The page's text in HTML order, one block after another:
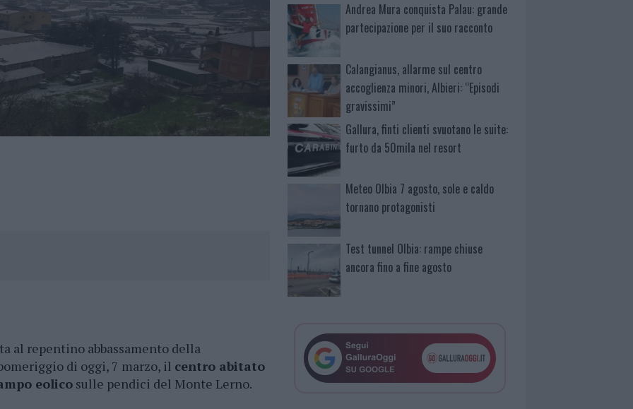
al repentino abbassamento della
di oggi, 7 marzo, il centro abitato
eolico sulle pendici del Monte Lerno.
Andrea Mura conquista Palau: grande
partecipazione per il suo racconto
Calangianus, allarme sul centro
accoglienza minori, Albieri: “Episodi
gravissimi”
Gallura, finti clienti svuotano le suite:
furto da 50mila nel resort
Meteo Olbia 7 agosto, sole e caldo
tornano protagonisti
Test tunnel Olbia: rampe chiuse
ancora fino a fine agosto